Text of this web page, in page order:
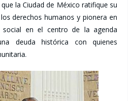
la Ciudad de México ratifique su
derechos humanos y pionera en
social en el centro de la agenda
deuda histórica con quienes